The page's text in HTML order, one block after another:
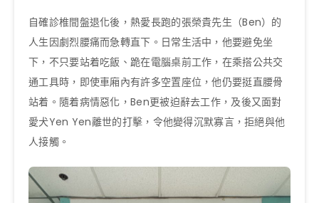
自確診椎間盤退化後，熱愛長跑的張榮貴先生（Ben）的
人生因劇烈腰痛而急轉直下。日常生活中，他要避免坐
下，不只要站着吃飯、跪在電腦桌前工作，在乘搭公共交
通工具時，即使車廂內有許多空置座位，他仍要挺直腰骨
站着。隨着病情惡化，Ben更被迫辭去工作，及後又面對
愛犬Yen Yen離世的打擊，令他變得沉默寡言，拒絕與他
人接觸。